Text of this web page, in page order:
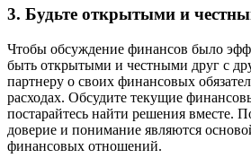
3. Будьте открытыми и
Чтобы обсуждение финансов было
быть открытыми и честными друг с
партнеру о своих финансовых
расходах. Обсудите текущие
постарайтесь найти решения вместе.
доверие и понимание являются
финансовых отношений.